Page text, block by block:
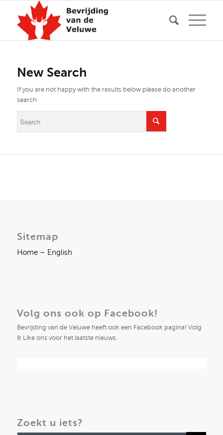
New Search
If you are not happy with the results below please do another
search
Sitemap
Home – English
Volg ons ook op Facebook!
Bevrijding van de Veluwe heeft ook een Facebook pagina! Volg
& Like ons voor het laatste nieuws.
Zoekt u iets?